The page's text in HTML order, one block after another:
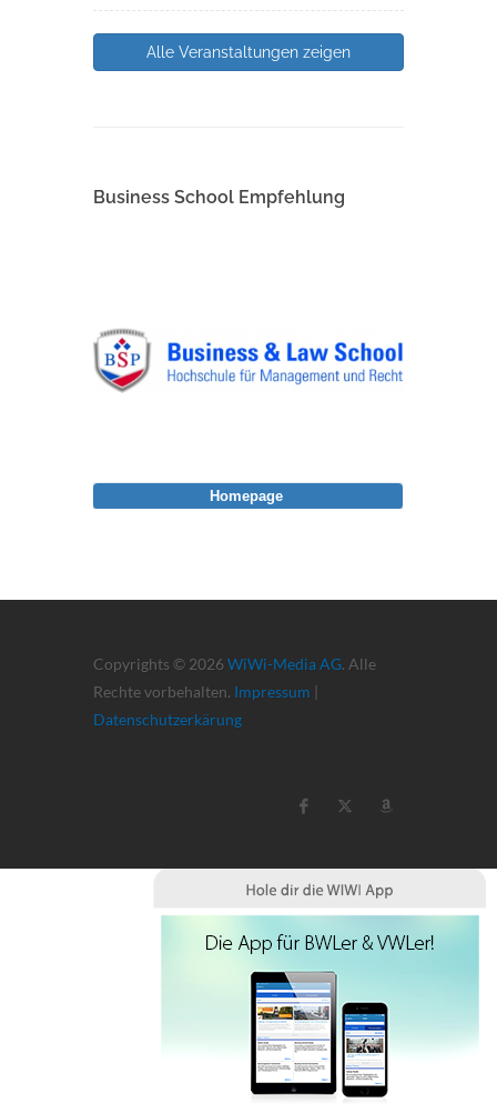
Alle Veranstaltungen zeigen
Business School Empfehlung
Copyrights © 2026 WiWi-Media AG. Alle
Rechte vorbehalten. Impressum |
Datenschutzerkärung
Homepage